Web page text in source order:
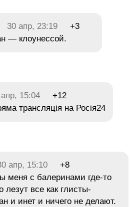
30 апр, 23:19
+3
— клоунессой.
15:04
+12
трансляція на Росія24
апр, 15:10
+8
меня с балеринами где-то
лезут все как глисты-
и инет и ничего не делают.